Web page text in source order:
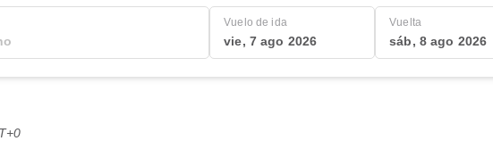
Vuelo de ida
vie, 7 ago 2026
Vuelta
sáb, 8 ago 2026